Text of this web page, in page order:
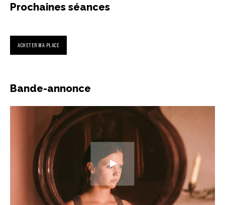
Prochaines séances
ACHETER MA PLACE
Bande-annonce